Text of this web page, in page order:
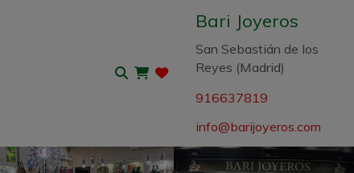
Bari Joyeros
San Sebastián de los
Reyes (Madrid)
916637819
info
barijoyeros.com